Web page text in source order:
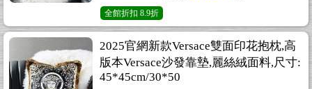
全館折扣 8.9折
2025官網新款Versace雙面印花抱枕,高
版本Versace沙發靠墊,麗絲絨面料,尺寸:
45*45cm/30*50